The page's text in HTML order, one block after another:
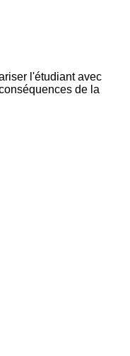
l'étudiant avec
de la